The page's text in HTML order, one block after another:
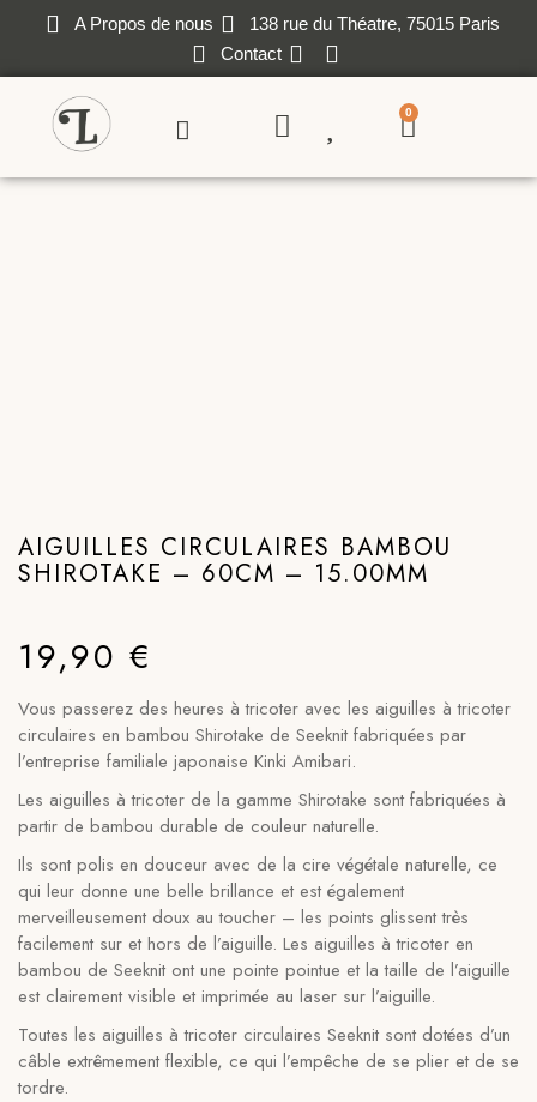
A Propos de nous
138 rue du Théatre, 75015 Paris
Contact
0
AIGUILLES CIRCULAIRES BAMBOU
SHIROTAKE – 60CM – 15.00MM
19,90 €
Vous passerez des heures à tricoter avec les aiguilles à tricoter
circulaires en bambou Shirotake de Seeknit fabriquées par
l’entreprise familiale japonaise Kinki Amibari.
Les aiguilles à tricoter de la gamme Shirotake sont fabriquées à
partir de bambou durable de couleur naturelle.
Ils sont polis en douceur avec de la cire végétale naturelle, ce
qui leur donne une belle brillance et est également
merveilleusement doux au toucher – les points glissent très
facilement sur et hors de l’aiguille. Les aiguilles à tricoter en
bambou de Seeknit ont une pointe pointue et la taille de l’aiguille
est clairement visible et imprimée au laser sur l’aiguille.
Toutes les aiguilles à tricoter circulaires Seeknit sont dotées d’un
câble extrêmement flexible, ce qui l’empêche de se plier et de se
tordre.